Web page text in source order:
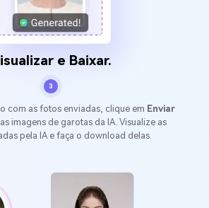
e Baixar.
3
com as fotos enviadas, clique em Enviar
imagens de garotas da IA. Visualize as
pela IA e faça o download delas.